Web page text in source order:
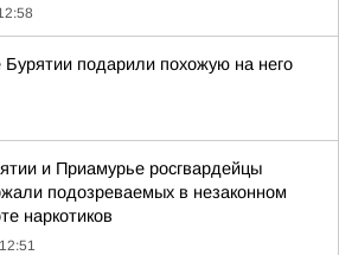
Бурятии подарили похожую на него
и Приамурье росгвардейцы
подозреваемых в незаконном
наркотиков
12:51